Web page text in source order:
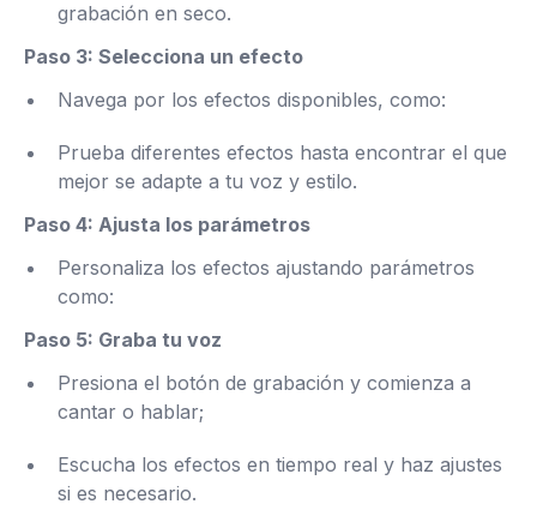
grabación en seco.
Paso 3: Selecciona un efecto
Navega por los efectos disponibles, como:
Prueba diferentes efectos hasta encontrar el que
mejor se adapte a tu voz y estilo.
Paso 4: Ajusta los parámetros
Personaliza los efectos ajustando parámetros
como:
Paso 5: Graba tu voz
Presiona el botón de grabación y comienza a
cantar o hablar;
Escucha los efectos en tiempo real y haz ajustes
si es necesario.